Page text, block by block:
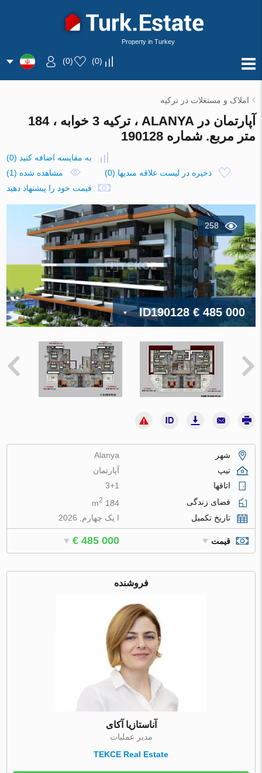
Property in Turkey
(
0
)
(
0
)
املاک و مستغلات در ترکیه
آپارتمان در ALANYA ، ترکیه 3 خوابه ، 184
متر مربع. شماره 190128
به مقایسه اضافه کنید (
0
)
ذخیره در لیست علاقه مندیها (
0
)
مشاهده شده (1)
قیمت خود را پیشنهاد دهید
258
ID190128€ 485 000
شهر
Alanya
تیپ
آپارتمان
اتاقها
3+1
فضای زندگی
184 m
2
تاریخ تکمیل I یک چهارم, 2026
قیمت € 485 000
فروشنده
آناستازیا آکای
مدیر عملیات
TEKCE Real Estate